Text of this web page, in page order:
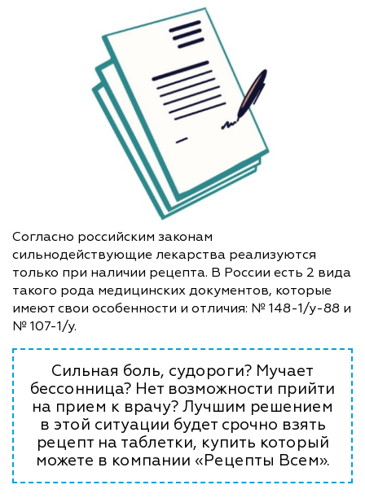
Согласно российским законам
сильнодействующие лекарства реализуются
только при наличии рецепта. В России есть 2 вида
такого рода медицинских документов, которые
имеют свои особенности и отличия: № 148-1/у-88 и
№ 107-1/у.
Сильная боль, судороги? Мучает
бессонница? Нет возможности прийти
на прием к врачу? Лучшим решением
в этой ситуации будет срочно взять
рецепт на таблетки, купить который
можете в компании «Рецепты Всем».